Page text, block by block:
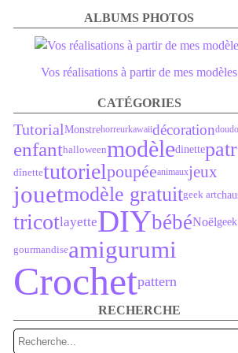
ALBUMS PHOTOS
Vos réalisations à partir de mes modèles
CATÉGORIES
TutorialMonstrehorreurkawaiidécoration
enfanthalloweenmodèledinette
dînettetutorielpoupéeanimauxjeux
jouetmodèle gratuitgeek art
tricotlayetteDIYbébéNoëlgeek
gourmandiseamigurumi
Crochetpattern
RECHERCHE